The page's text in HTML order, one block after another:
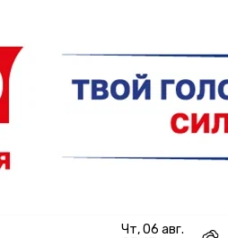
чт, 06 авг.